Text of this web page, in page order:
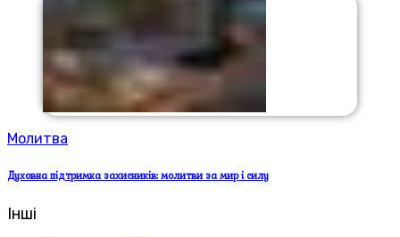
Молитва
Духовна підтримка захисників: молитви за мир і силу
Інші